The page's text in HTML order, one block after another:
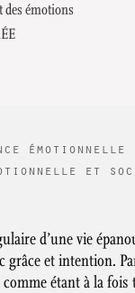
des émotions
émotionnelle
et
d’une vie
grâce et intention.
étant à la